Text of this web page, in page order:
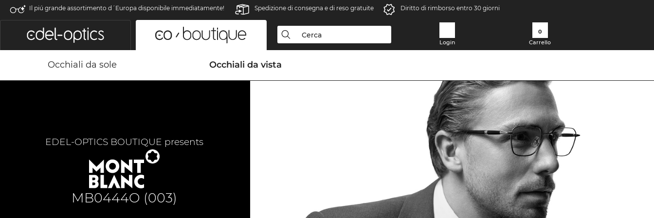
Il piú grande assortimento d´Europa disponibile immediatamente! Spedizione di consegna e di reso gratuite Diritto di rimborso entro 30 giorni
Login
0
Carrello
Occhiali da sole Occhiali da vista
MB0444O (003)
EDEL-OPTICS BOUTIQUE presents